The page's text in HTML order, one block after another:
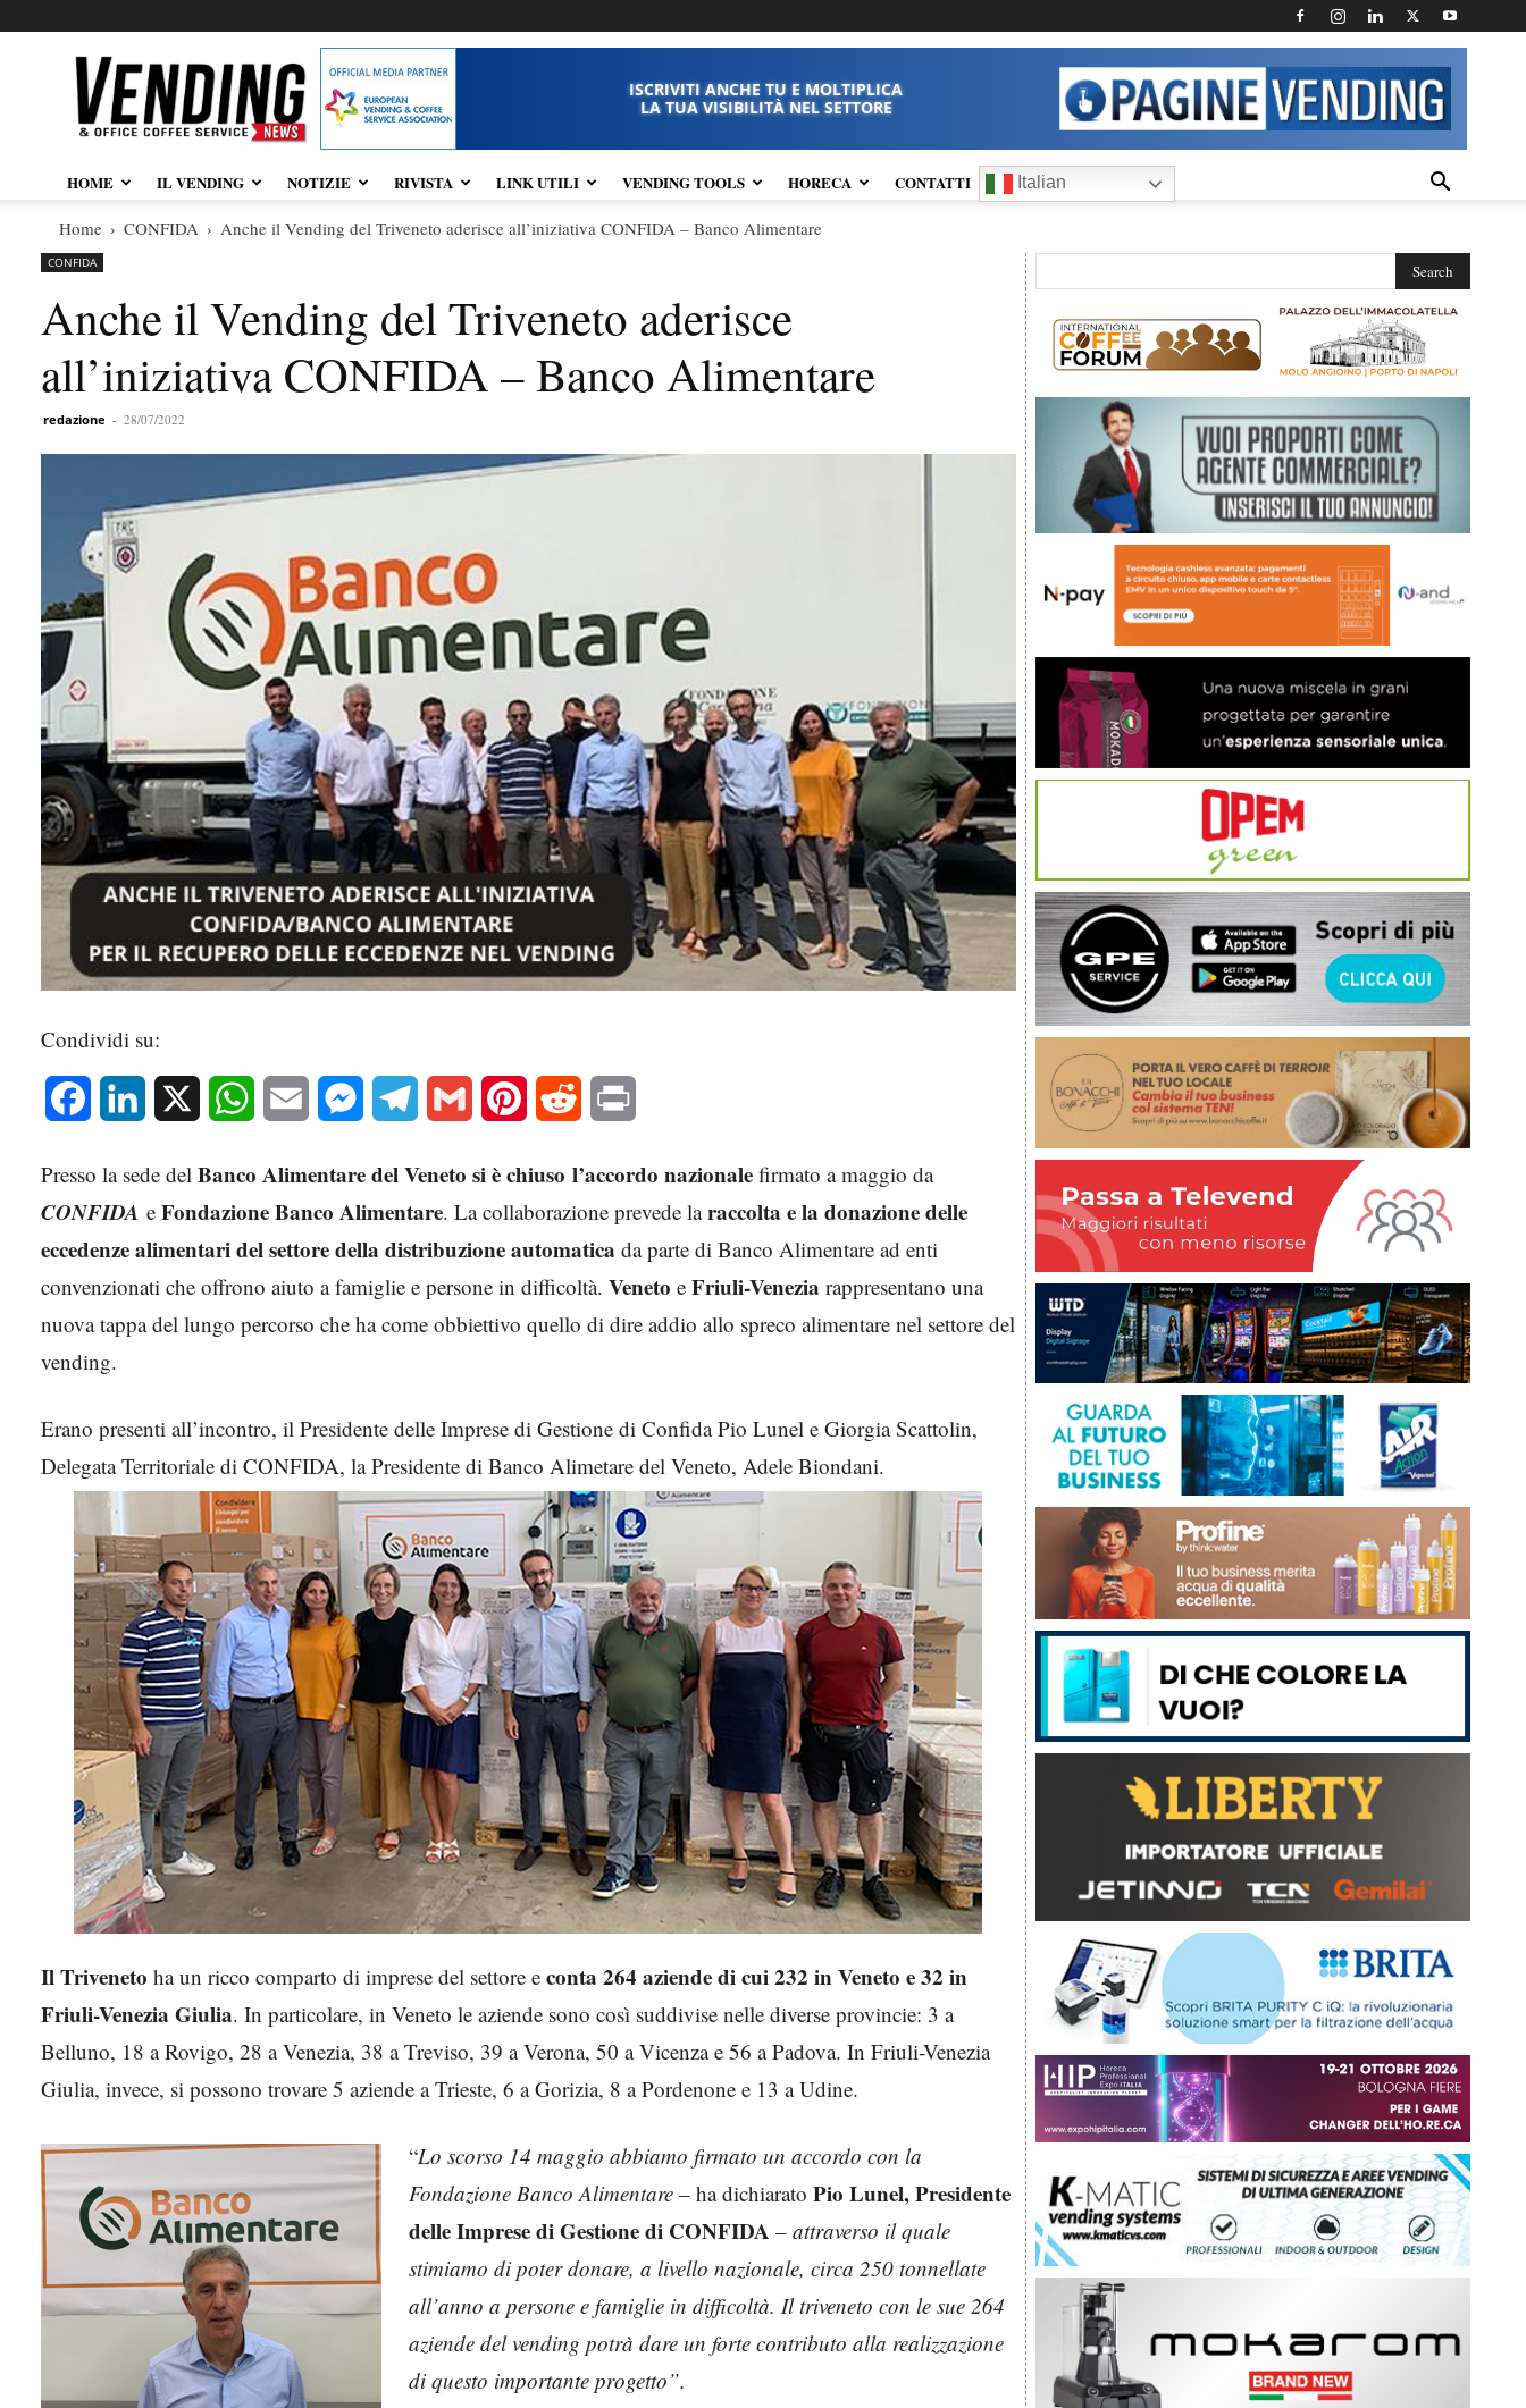
Vendingnews.it
ISCRIVITI ANCHE TU E MOLTIPLICA
LA TUA VISIBILITÀ NEL SETTORE
HOME IL VENDING NOTIZIE RIVISTA LINK UTILI VENDING TOOLS HORECA CONTATTI Italian
Home CONFIDA Anche il Vending del Triveneto aderisce all’iniziativa CONFIDA – Banco Alimentare
CONFIDA
Anche il Vending del Triveneto aderisce
all’iniziativa CONFIDA – Banco Alimentare
redazione - 28/07/2022
Condividi su:
Facebook LinkedIn WhatsAppEmail MessengerTelegram Gmail Pinterest Reddit
Presso la sede del Banco Alimentare del Veneto si è chiuso l’accordo nazionale firmato a maggio da
CONFIDA e Fondazione Banco Alimentare. La collaborazione prevede laraccolta e la donazione delle
eccedenze alimentari del settore della distribuzione automatica da parte di Banco Alimentare ad enti
convenzionati che offrono aiuto a famiglie e persone in difficoltà. Veneto e Friuli-Venezia rappresentano una
nuova tappa del lungo percorso che ha come obbiettivo quello di dire addio allo spreco alimentare nel settore del
vending.
Erano presenti all’incontro, il Presidente delle Imprese di Gestione di Confida Pio Lunel e Giorgia Scattolin,
Delegata Territoriale di CONFIDA, la Presidente di Banco Alimetare del Veneto, Adele Biondani.
Il Triveneto ha un ricco comparto di imprese del settore e conta 264 aziende di cui232 in Veneto e 32 in
Friuli-Venezia Giulia. In particolare, in Veneto le aziende sono così suddivise nelle diverse provincie: 3 a
Belluno, 18 a Rovigo, 28 a Venezia, 38 a Treviso, 39 a Verona, 50 a Vicenza e 56 a Padova. In Friuli-Venezia
Giulia, invece, si possono trovare 5 aziende a Trieste, 6 a Gorizia, 8 a Pordenone e 13 a Udine.
“Lo scorso 14 maggio abbiamo firmato un accordo con la
Fondazione Banco Alimentare – ha dichiarato Pio Lunel, Presidente
delle Imprese di Gestione di CONFIDA – attraverso il quale
stimiamo di poter donare, a livello nazionale, circa 250 tonnellate
all’anno a persone e famiglie in difficoltà. Il triveneto con le sue 264
aziende del vending potrà dare un forte contributo alla realizzazione
di questo importante progetto”.